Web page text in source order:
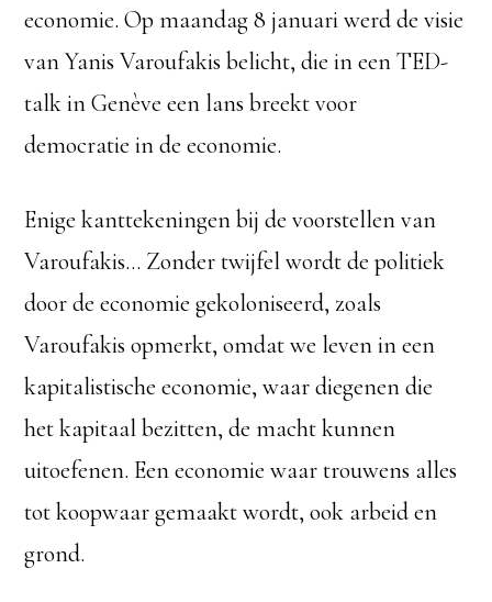
economie. Op maandag 8 januari werd de visie
van Yanis Varoufakis belicht, die in een TED-
talk in Genève een lans breekt voor
democratie in de economie.
Enige kanttekeningen bij de voorstellen van
Varoufakis… Zonder twijfel wordt de politiek
door de economie gekoloniseerd, zoals
Varoufakis opmerkt, omdat we leven in een
kapitalistische economie, waar diegenen die
het kapitaal bezitten, de macht kunnen
uitoefenen. Een economie waar trouwens alles
tot koopwaar gemaakt wordt, ook arbeid en
grond.